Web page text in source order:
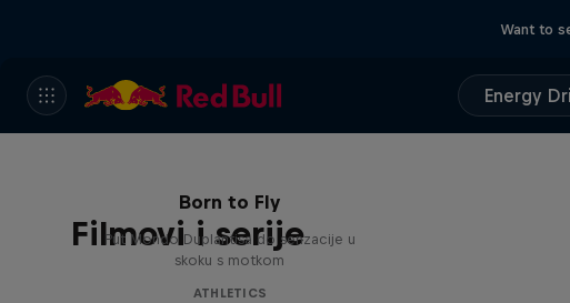
Want to
Energy
Filmovi i serije
Born to Fly
Put Mondo Duplantisa do senzacije u
skoku s motkom
ATHLETICS